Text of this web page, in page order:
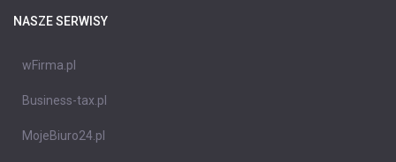
NASZE SERWISY
wFirma.pl
Business-tax.pl
MojeBiuro24.pl